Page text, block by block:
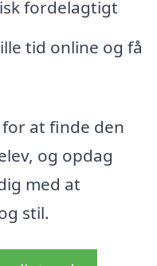
fordelagtigt
tid online og få
at finde den
og opdag
med at
stil.